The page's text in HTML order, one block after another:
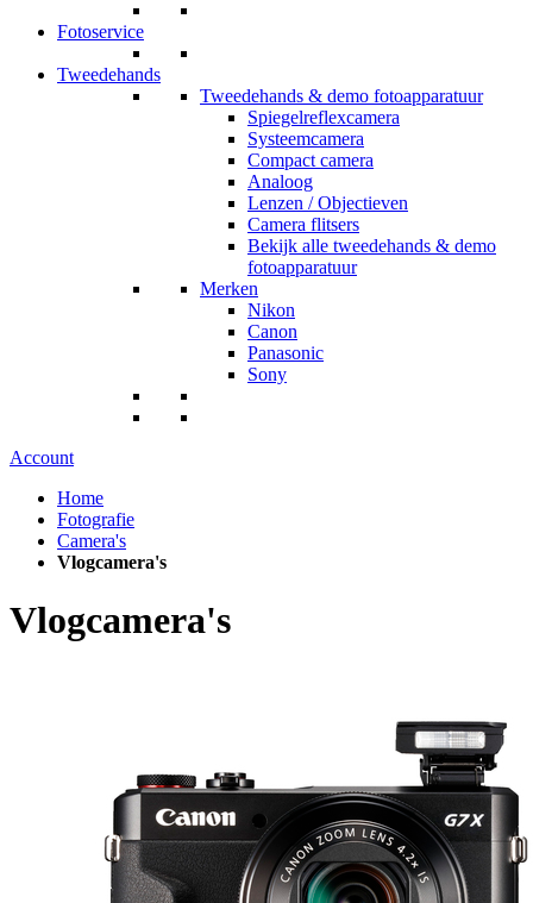
Fotoservice
Tweedehands
Tweedehands & demo fotoapparatuur
Spiegelreflexcamera
Systeemcamera
Compact camera
Analoog
Lenzen / Objectieven
Camera flitsers
Bekijk alle tweedehands & demo
fotoapparatuur
Merken
Nikon
Canon
Panasonic
Sony
Account
Home
Fotografie
Camera's
Vlogcamera's
Vlogcamera's